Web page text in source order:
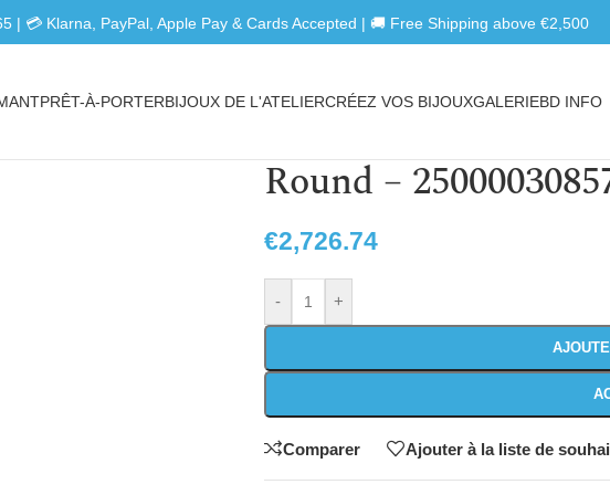
| 💳 Klarna, PayPal, Apple Pay & Cards Accepted | 🚚 Free Shipping above €2,500
PRÊT-À-PORTERBIJOUX DE L'ATELIERCRÉEZ VOS BIJOUXGALERIEBD INFO
Round –
€2,726.74
- +
Comparer Ajouter à la liste de